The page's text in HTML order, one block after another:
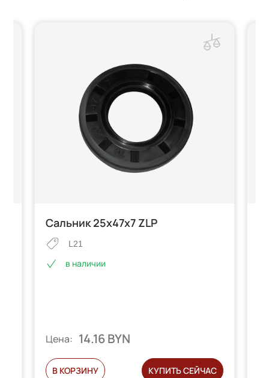
Сальник 25х47х7 ZLP
L21
в наличии
Цена: 14.16 BYN
В КОРЗИНУ КУПИТЬ СЕЙЧАС